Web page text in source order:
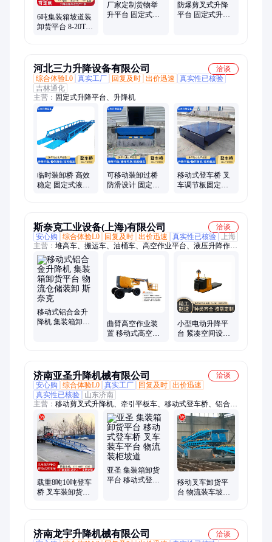
6吨集装箱坡道装
卸货平台 8-20T仓
厂家定制货物举
升平台 固定式升
防爆剪叉式升降
平台 固定式升降
河北三力升降设备有限公司
洽谈
综合体验L0 真实工厂 回复及时 出价迅速
真实性已核验
吉林通化
主营： 固定式升降平台、升降机
临时装卸桥 高效
稳定 固定式液压
可移动装卸过桥
防滑设计 固定式
移动式登车桥 叉
车调节板固定卸
斯奈克工业设备(上海)有限公司
洽谈
安心购
综合体验L0 回复及时 出价迅速 真实性已核验
上海
主营： 堆高车、搬运车、油桶车、高空作业平台、液压升降作业
平台、液压升降平台、移动式升降平台、固定式升降平台、曲臂
高空作业平台车、铝合金升降机、曲臂升降车、剪式搬运车、电
动牵引车、全电动搬运车、手动搬运车、电动小叉车、电动叉
车、半电动堆高车、电动液压堆高车、手动堆高车、电动高空取
料机、单柱高空作业台、观光巡逻车、固定式载货提升机、载货
提升机
移动式铝合金升
降机 集装箱卸货
曲臂高空作业装
置 移动式高空升
小型电动升降平
台 紧凑空间设计
济南亚圣升降机械有限公司
洽谈
安心购
综合体验L0 真实工厂 回复及时 出价迅速
真实性已核验
山东济南
主营： 移动剪叉式升降机、牵引平板车、移动式登车桥、铝合金
升降平台、自行走升降平台、室内外厂房货梯、液压货梯、固定
剪叉升降机、铝合金车载升降机、导轨货梯、家用电梯、曲臂式
升降机、全自行升降机、移动液压登车桥、车载升降机、车间转
运车、叉车牵引平板车、车间搬运车、工厂用托盘车
载重8吨10吨登车
桥 叉车装卸货平
亚圣 集装箱卸货
平台 移动式登车
移动叉车卸货平
台 物流装车坡道
济南龙宇升降机械有限公司
洽谈